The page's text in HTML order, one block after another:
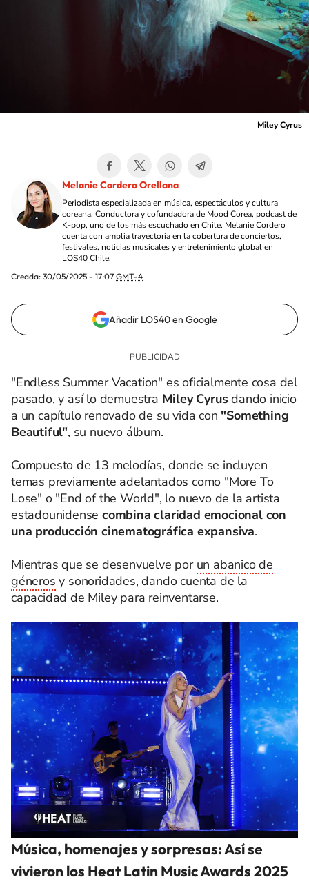
Miley Cyrus
Melanie Cordero Orellana
Periodista especializada en música, espectáculos y cultura
coreana. Conductora y cofundadora de Mood Corea, podcast de
K-pop, uno de los más escuchado en Chile. Melanie Cordero
cuenta con amplia trayectoria en la cobertura de conciertos,
festivales, noticias musicales y entretenimiento global en
LOS40 Chile.
Creada: 30/05/2025 - 17:07 GMT-4
Añadir LOS40 en Google
"Endless Summer Vacation" es oficialmente cosa del
pasado, y así lo demuestra Miley Cyrusdando inicio
a un capítulo renovado de su vida con "Something
Beautiful", su nuevo álbum.
Compuesto de 13 melodías, donde se incluyen
temas previamente adelantados como "More To
Lose" o "End of the World", lo nuevo de la artista
estadounidensecombina claridad emocional con
una producción cinematográfica expansiva.
Mientras que se desenvuelve por un abanico de
géneros y sonoridades, dando cuenta de la
capacidad de Miley para reinventarse.
Música, homenajes y sorpresas: Así se
vivieron los Heat Latin Music Awards 2025